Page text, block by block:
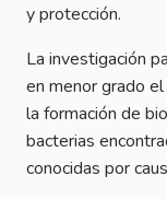
y protección.
La investigación
en menor grado
la formación de
bacterias
conocidas por